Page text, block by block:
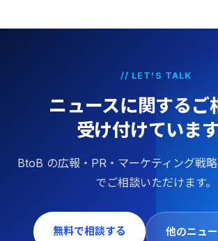
// LET'S TALK
ニュースに関するご
受け付けています
BtoB の広報・PR・マーケティング戦
でご相談いただけます。
無料で相談する 他のニュ